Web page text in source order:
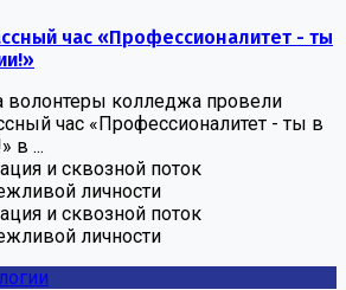
час «Профессионалитет - ты
волонтеры колледжа провели
час «Профессионалитет - ты в
в ...
и сквозной поток
личности
и сквозной поток
личности